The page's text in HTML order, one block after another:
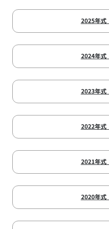
2025年式
2024年式
2023年式
2022年式
2021年式
2020年式